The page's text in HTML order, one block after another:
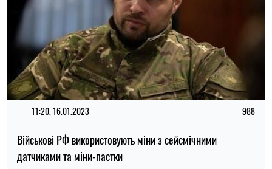
11:20, 16.01.2023 988
Військові РФ використовують міни з сейсмічними
датчиками та міни-пастки